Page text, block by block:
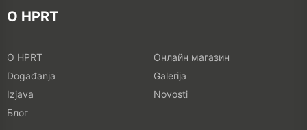
O HPRT
O HPRT
Онлайн магазин
Događanja
Galerija
Izjava
Novosti
Блог